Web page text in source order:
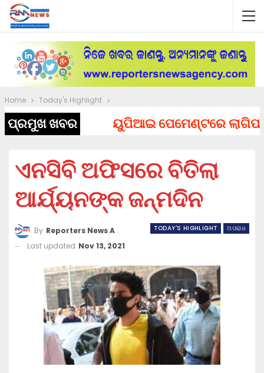
Home Today's Highlight
ପ୍ରମୁଖ ଖବର ୟୁପିଆଇ ପେମେଣ୍ଟରେ ଲାଗିପାରେ
ଏନସିବି ଅଫିସରେ ବିତିଲା
ଆର୍ଯ୍ୟନଙ୍କ ଜନ୍ମଦିନ
TODAY'S HIGHLIGHT ଅପରାଧ
By Reporters News Agency
Last updated Nov 13, 2021